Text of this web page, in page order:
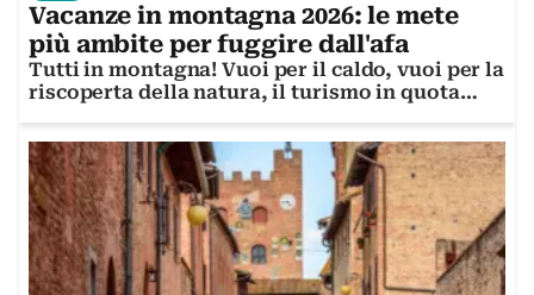
Vacanze in montagna 2026: le mete
più ambite per fuggire dall'afa
Tutti in montagna! Vuoi per il caldo, vuoi per la
riscoperta della natura, il turismo in quota